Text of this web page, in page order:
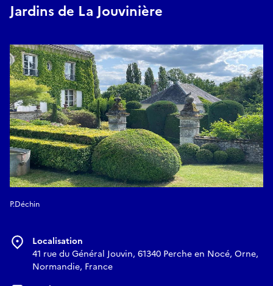
Jardins de La Jouvinière
P.Déchin
Localisation
41 rue du Général Jouvin, 61340 Perche en Nocé, Orne,
Normandie, France